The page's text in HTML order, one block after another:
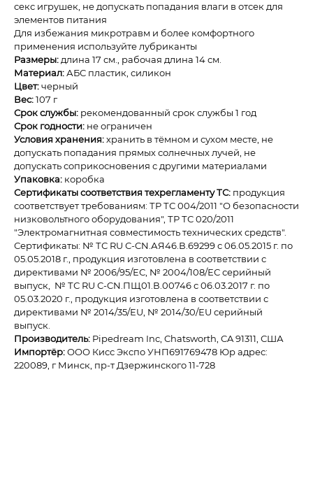
секс игрушек, не допускать попадания влаги в отсек для
элементов питания
Для избежания микротравм и более комфортного
применения используйте лубриканты
Размеры:длина 17 см., рабочая длина 14 см.
Материал:АБС пластик, силикон
Цвет:черный
Вес:107 г
Срок службы: рекомендованный срок службы 1 год
Срок годности: не ограничен
Условия хранения:хранить в тёмном и сухом месте, не
допускать попадания прямых солнечных лучей, не
допускать соприкосновения с другими материалами
Упаковка: коробка
Сертификаты соответствия техрегламенту ТС: продукция
соответствует требованиям: ТР ТС 004/2011 "О безопасности
низковольтного оборудования", ТР ТС 020/2011
"Электромагнитная совместимость технических средств".
Сертификаты: № ТС RU С-CN.АЯ46.В.69299 с 06.05.2015 г. по
05.05.2018 г., продукция изготовлена в соответствии с
директивами № 2006/95/ЕС, № 2004/108/ЕС серийный
выпуск, № ТС RU С-CN.ПЩ01.В.00746 с 06.03.2017 г. по
05.03.2020 г., продукция изготовлена в соответствии с
директивами № 2014/35/ЕU, № 2014/30/ЕU серийный
выпуск.
Производитель: Pipedream Inc, Chatsworth, CA 91311, США
Импортёр:ОOО Кисс Экспо УНП691769478 Юр адрес:
220089, г Минск, пр-т Дзержинского 11-728